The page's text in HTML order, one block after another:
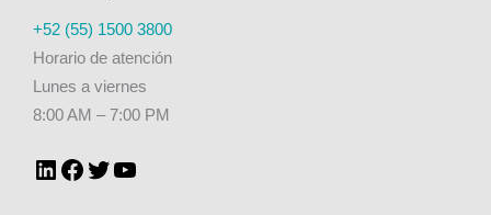
+52 (55) 1500 3800
Horario de atención
Lunes a viernes
8:00 AM – 7:00 PM
LinkedIn
Facebook
TwitterYouTube